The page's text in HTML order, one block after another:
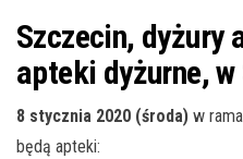
Szczecin, dyżury
apteki dyżurne,
8 stycznia 2020 (środa) w
będą apteki: